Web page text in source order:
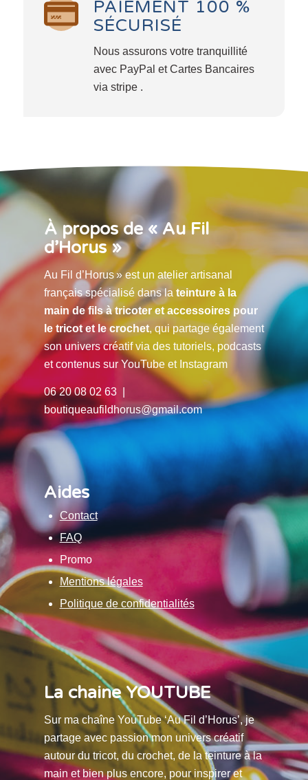
PAIEMENT 100 %
SÉCURISÉ
Nous assurons votre tranquillité
avec PayPal et Cartes Bancaires
via stripe .
À propos de « Au Fil
d’Horus »
Au Fil d’Horus » est un atelier artisanal
français spécialisé dans la teinture à la
main de fils à tricoter et accessoires pour
le tricot et le crochet, qui partage également
son univers créatif via des tutoriels, podcasts
et contenus sur YouTube et Instagram
06 20 08 02 63 |
boutiqueaufildhorus@gmail.com
Aides
Contact
FAQ
Promo
Mentions légales
Politique de confidentialités
La chaine YOUTUBE
Sur ma chaîne YouTube ‘Au Fil d’Horus’, je
partage avec passion mon univers créatif
autour du tricot, du crochet, de la teinture à la
main et bien plus encore, pour inspirer et